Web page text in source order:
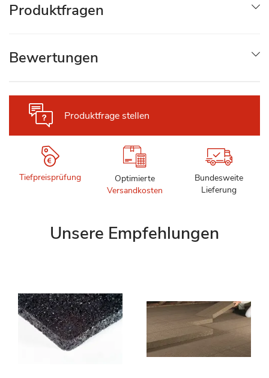
Produktfrage stellen
Tiefpreisprüfung
Optimierte
Versandkosten
Bundesweite
Lieferung
Produktfragen
Bewertungen
Unsere Empfehlungen